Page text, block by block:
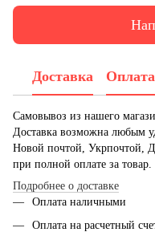
Доставка Оплата
Самовывоз из нашего
Доставка возможна любым
Новой почтой, Укрпочтой,
при полной оплате за товар.
Подробнее о доставке
Оплата наличными
Оплата на расчетный